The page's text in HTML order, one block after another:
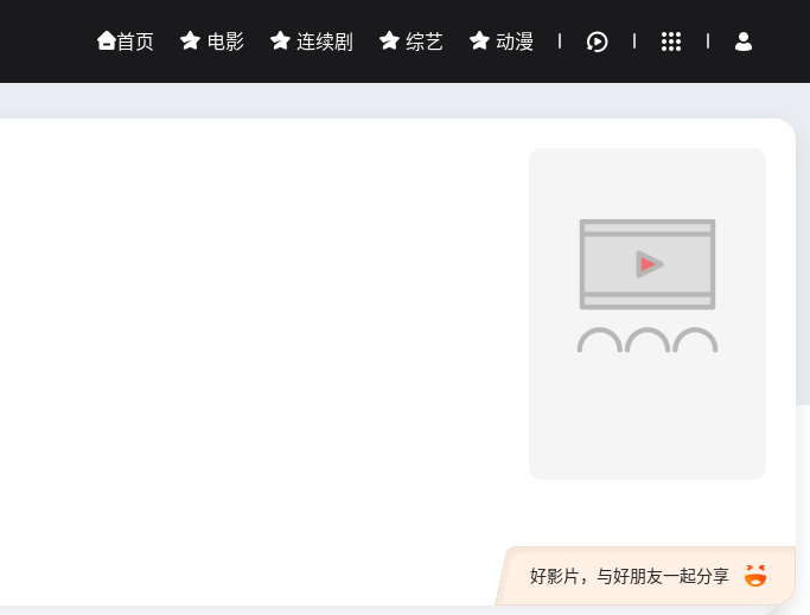
首页 电影 连续剧 综艺 动漫
我的观影记录 全部影片
好影片，与好朋友一起分享